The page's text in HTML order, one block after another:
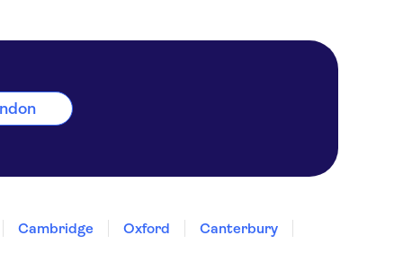
Cambridge Oxford
Canterbury